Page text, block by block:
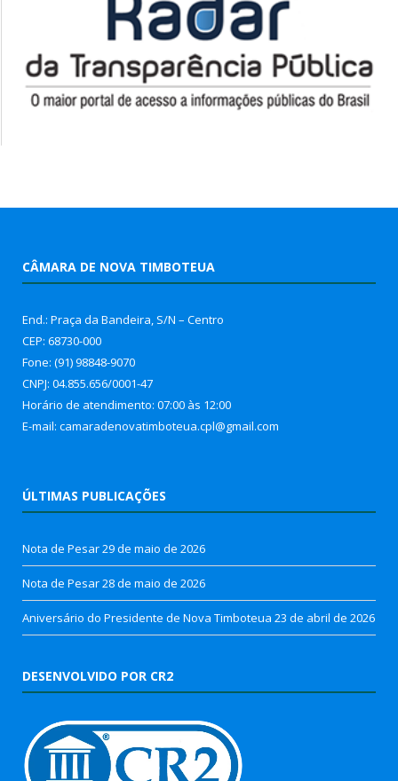
CÂMARA DE NOVA TIMBOTEUA
End.: Praça da Bandeira, S/N – Centro
CEP: 68730-000
Fone: (91) 98848-9070
CNPJ: 04.855.656/0001-47
Horário de atendimento: 07:00 às 12:00
E-mail: camaradenovatimboteua.cpl@gmail.com
ÚLTIMAS PUBLICAÇÕES
Nota de Pesar29 de maio de 2026
Nota de Pesar28 de maio de 2026
Aniversário do Presidente de Nova Timboteua 23 de abril de 2026
DESENVOLVIDO POR CR2